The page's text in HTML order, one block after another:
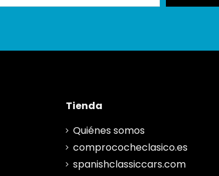
Tienda
Quiénes somos
comprococheclasico.es
spanishclassiccars.com